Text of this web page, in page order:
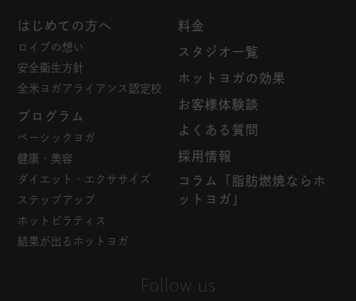
Follow us
はじめての方へ
ロイブの想い
安全衛生方針
全米ヨガアライアンス認定校
プログラム
ベーシックヨガ
健康・美容
ダイエット・エクササイズ
ステップアップ
ホットピラティス
結果が出るホットヨガ
料金
スタジオ一覧
ホットヨガの効果
お客様体験談
よくある質問
採用情報
コラム「脂肪燃焼ならホ
ットヨガ」